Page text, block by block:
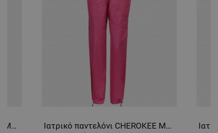
Ιατρικό παντελόνι CHEROKEE MR CARGO GREY WWE4005 Ιατρικό παντελόνι CHEROKEE MR CARGO PINK WWE4005
ΜΗ ΤΑΞΙΝΟΜΗΜΈΝΑ